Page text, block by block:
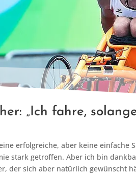
„Ich fahre,
erfolgreiche, aber keine einfache
stark getroffen. Aber ich bin
der sich aber natürlich gewünscht